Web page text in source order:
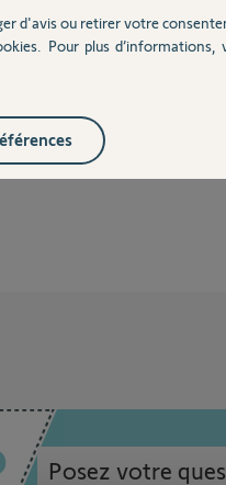
eclairé blanche pour indiquer
Posez votre
d'avis ou retirer votre
Pour plus